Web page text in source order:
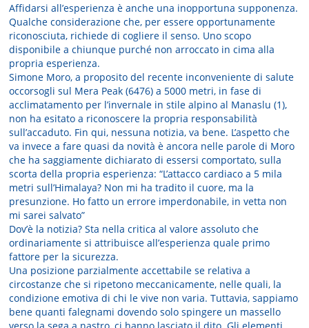
Affidarsi all’esperienza è anche una inopportuna supponenza.
Qualche considerazione che, per essere opportunamente
riconosciuta, richiede di cogliere il senso. Uno scopo
disponibile a chiunque purché non arroccato in cima alla
propria esperienza.
Simone Moro, a proposito del recente inconveniente di salute
occorsogli sul Mera Peak (6476) a 5000 metri, in fase di
acclimatamento per l’invernale in stile alpino al Manaslu (1),
non ha esitato a riconoscere la propria responsabilità
sull’accaduto. Fin qui, nessuna notizia, va bene. L’aspetto che
va invece a fare quasi da novità è ancora nelle parole di Moro
che ha saggiamente dichiarato di essersi comportato, sulla
scorta della propria esperienza: “L’attacco cardiaco a 5 mila
metri sull’Himalaya? Non mi ha tradito il cuore, ma la
presunzione. Ho fatto un errore imperdonabile, in vetta non
mi sarei salvato”
Dov’è la notizia? Sta nella critica al valore assoluto che
ordinariamente si attribuisce all’esperienza quale primo
fattore per la sicurezza.
Una posizione parzialmente accettabile se relativa a
circostanze che si ripetono meccanicamente, nelle quali, la
condizione emotiva di chi le vive non varia. Tuttavia, sappiamo
bene quanti falegnami dovendo solo spingere un massello